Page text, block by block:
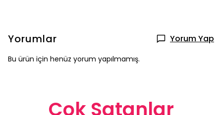
Yorumlar Yorum Yap
Bu ürün için henüz yorum yapılmamış.
Çok Satanlar